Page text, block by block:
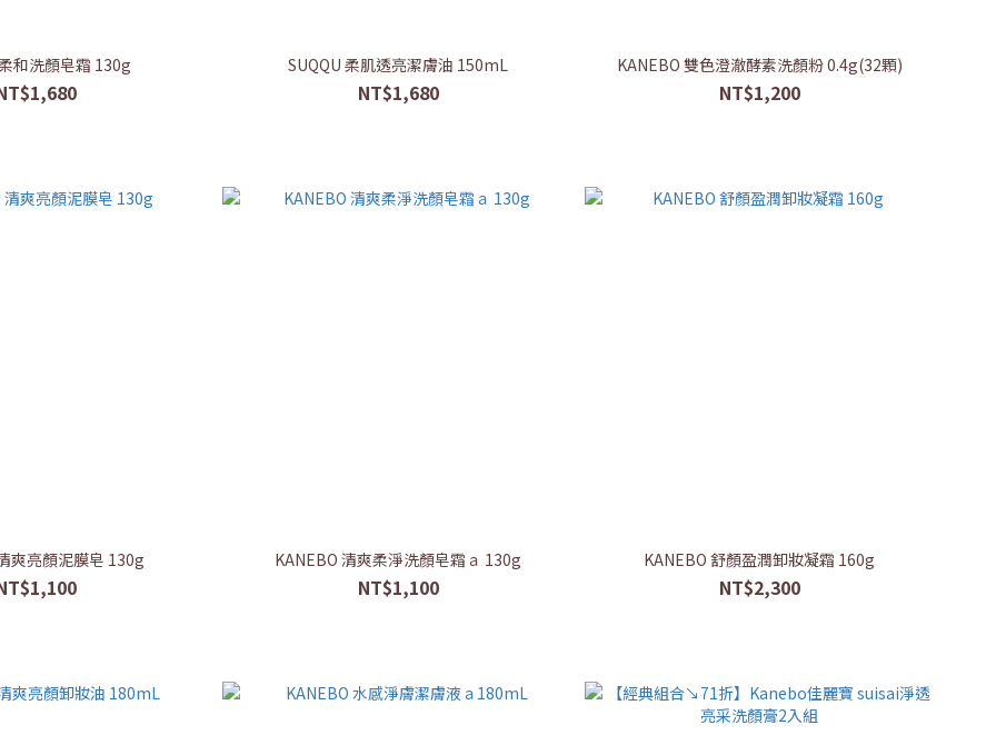
和洗顏皂霜 130g SUQQU 柔肌透亮潔膚油 150mL
NT$1,680
KANEBO 雙色澄澈酵素洗顏粉 0.4g(32顆)
NT$1,200
爽亮顏泥膜皂 130g KANEBO 清爽柔淨洗顏皂霜ａ 130g
NT$1,100
KANEBO 舒顏盈潤卸妝凝霜 160g
NT$2,300